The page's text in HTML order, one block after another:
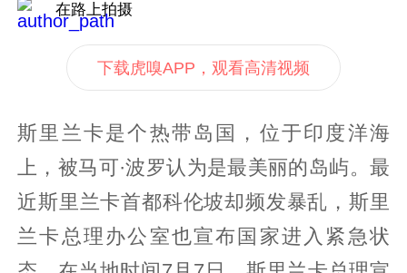
在路上拍摄
下载虎嗅APP，观看高清视频
斯里兰卡是个热带岛国，位于印度洋海
上，被马可·波罗认为是最美丽的岛屿。最
近斯里兰卡首都科伦坡却频发暴乱，斯里
兰卡总理办公室也宣布国家进入紧急状